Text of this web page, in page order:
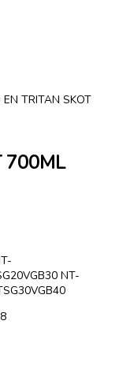
EN TRITAN SKOT
700ML
NT-